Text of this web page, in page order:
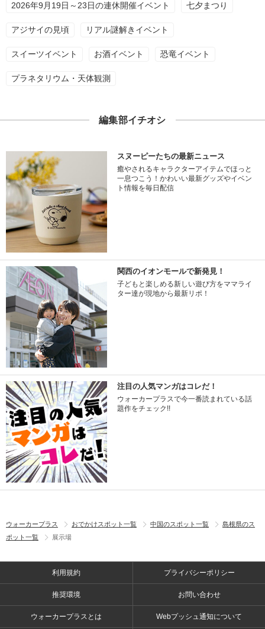
2026年9月19日～23日の連休開催イベント 七夕まつり
アジサイの見頃 リアル謎解きイベント
スイーツイベント お酒イベント 恐竜イベント
プラネタリウム・天体観測
編集部イチオシ
スヌーピーたちの最新ニュース
癒やされるキャラクターアイテムでほっと
一息つこう！かわいい最新グッズやイベン
ト情報を毎日配信
関西のイオンモールで新発見！
子どもと楽しめる新しい遊び方をママライ
ター達が現地から最新リポ！
注目の人気マンガはコレだ！
ウォーカープラスで今一番読まれている話
題作をチェック!!
ウォーカープラス おでかけスポット一覧 中国のスポット一覧
島根県のス
ポット一覧
展示場
利用規約 プライバシーポリシー
推奨環境 お問い合わせ
ウォーカープラスとは Webプッシュ通知について